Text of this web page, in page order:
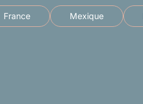
France Mexique